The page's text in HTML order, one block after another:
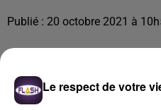
Publié : 20 octobre 2021 à
Le respect de votre